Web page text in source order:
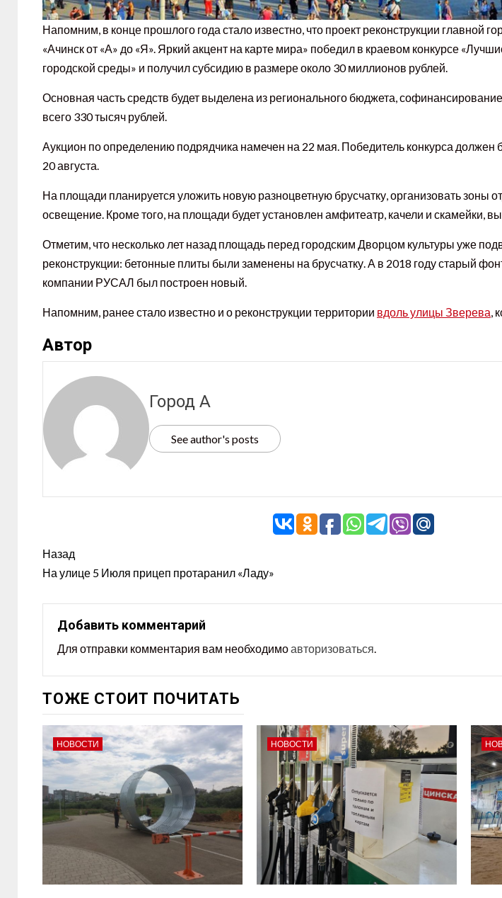
Напомним, в конце прошлого года стало известно, что проект реконструкции главной
«Ачинск от «А» до «Я». Яркий акцент на карте мира» победил в краевом конкурсе
городской среды» и получил субсидию в размере около 30 миллионов рублей.
Основная часть средств будет выделена из регионального бюджета,
всего 330 тысяч рублей.
Аукцион по определению подрядчика намечен на 22 мая. Победитель конкурса должен
20 августа.
На площади планируется уложить новую разноцветную брусчатку, организовать зоны
освещение. Кроме того, на площади будет установлен амфитеатр, качели и скамейки,
Отметим, что несколько лет назад площадь перед городским Дворцом культуры уже
реконструкции: бетонные плиты были заменены на брусчатку. А в 2018 году старый
компании РУСАЛ был построен новый.
Напомним, ранее стало известно и о реконструкции территории вдоль улицы Зверева,
Автор
Город А
See author's posts
Назад
На улице 5 Июля прицеп протаранил «Ладу»
Добавить комментарий
Для отправки комментария вам необходимоавторизоваться.
ТОЖЕ СТОИТ ПОЧИТАТЬ
НОВОСТИ НОВОСТИ